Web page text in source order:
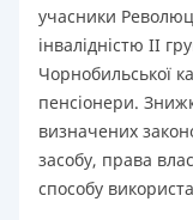
учасники
інвалідністю II
Чорнобильської
пенсіонери.
визначених
засобу, права
способу